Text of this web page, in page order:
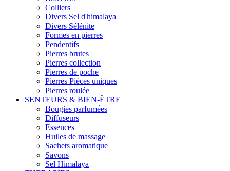
Colliers
Divers Sel d'himalaya
Divers Sélénite
Formes en pierres
Pendentifs
Pierres brutes
Pierres collection
Pierres de poche
Pierres Pièces uniques
Pierres roulée
SENTEURS & BIEN-ÊTRE
Bougies parfumées
Diffuseurs
Essences
Huiles de massage
Sachets aromatique
Savons
Sel Himalaya